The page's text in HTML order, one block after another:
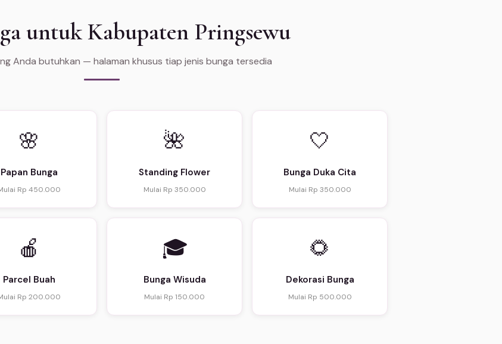
untuk Kabupaten Pringsewu
Anda butuhkan — halaman khusus tiap jenis bunga tersedia
🌸
Papan Bunga
Rp 450.000
🌺
Standing Flower
Mulai Rp 350.000
🤍
Bunga Duka Cita
Mulai Rp 350.000
🍎
Parcel Buah
Rp 200.000
🎓
Bunga Wisuda
Mulai Rp 150.000
🌻
Dekorasi Bunga
Mulai Rp 500.000